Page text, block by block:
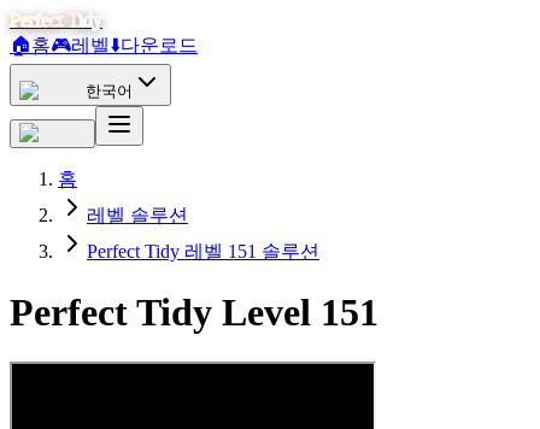
Perfect Tidy
🏠홈🎮레벨⬇️다운로드
한국어
홈
레벨 솔루션
Perfect Tidy 레벨 151 솔루션
Perfect Tidy Level 151